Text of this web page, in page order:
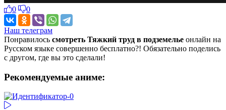
0 0
Наш телеграм
Понравилось смотреть Тяжкий труд в подземелье онлайн на
Русском языке совершенно бесплатно?! Обязательно поделись
с другом, где вы это сделали!
Рекомендуемые аниме: